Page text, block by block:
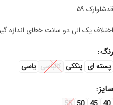
قدشلوارک ۵۹
اختلاف یک الی دو سانت خطای اندازه
رنگ
پسته ای پنککی کالباسی یاسی
سایز